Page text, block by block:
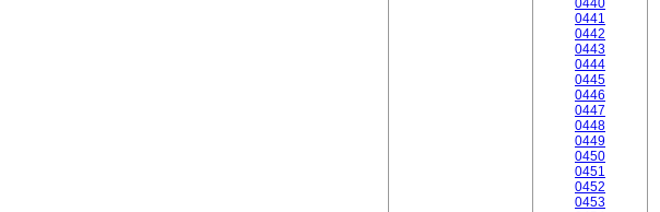
0440
0441
0442
0443
0444
0445
0446
0447
0448
0449
0450
0451
0452
0453